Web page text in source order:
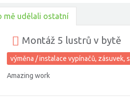
mě udělali ostatní
Montáž 5 lustrů v bytě
výměna / instalace vypínačů, zásuvek,
Amazing work